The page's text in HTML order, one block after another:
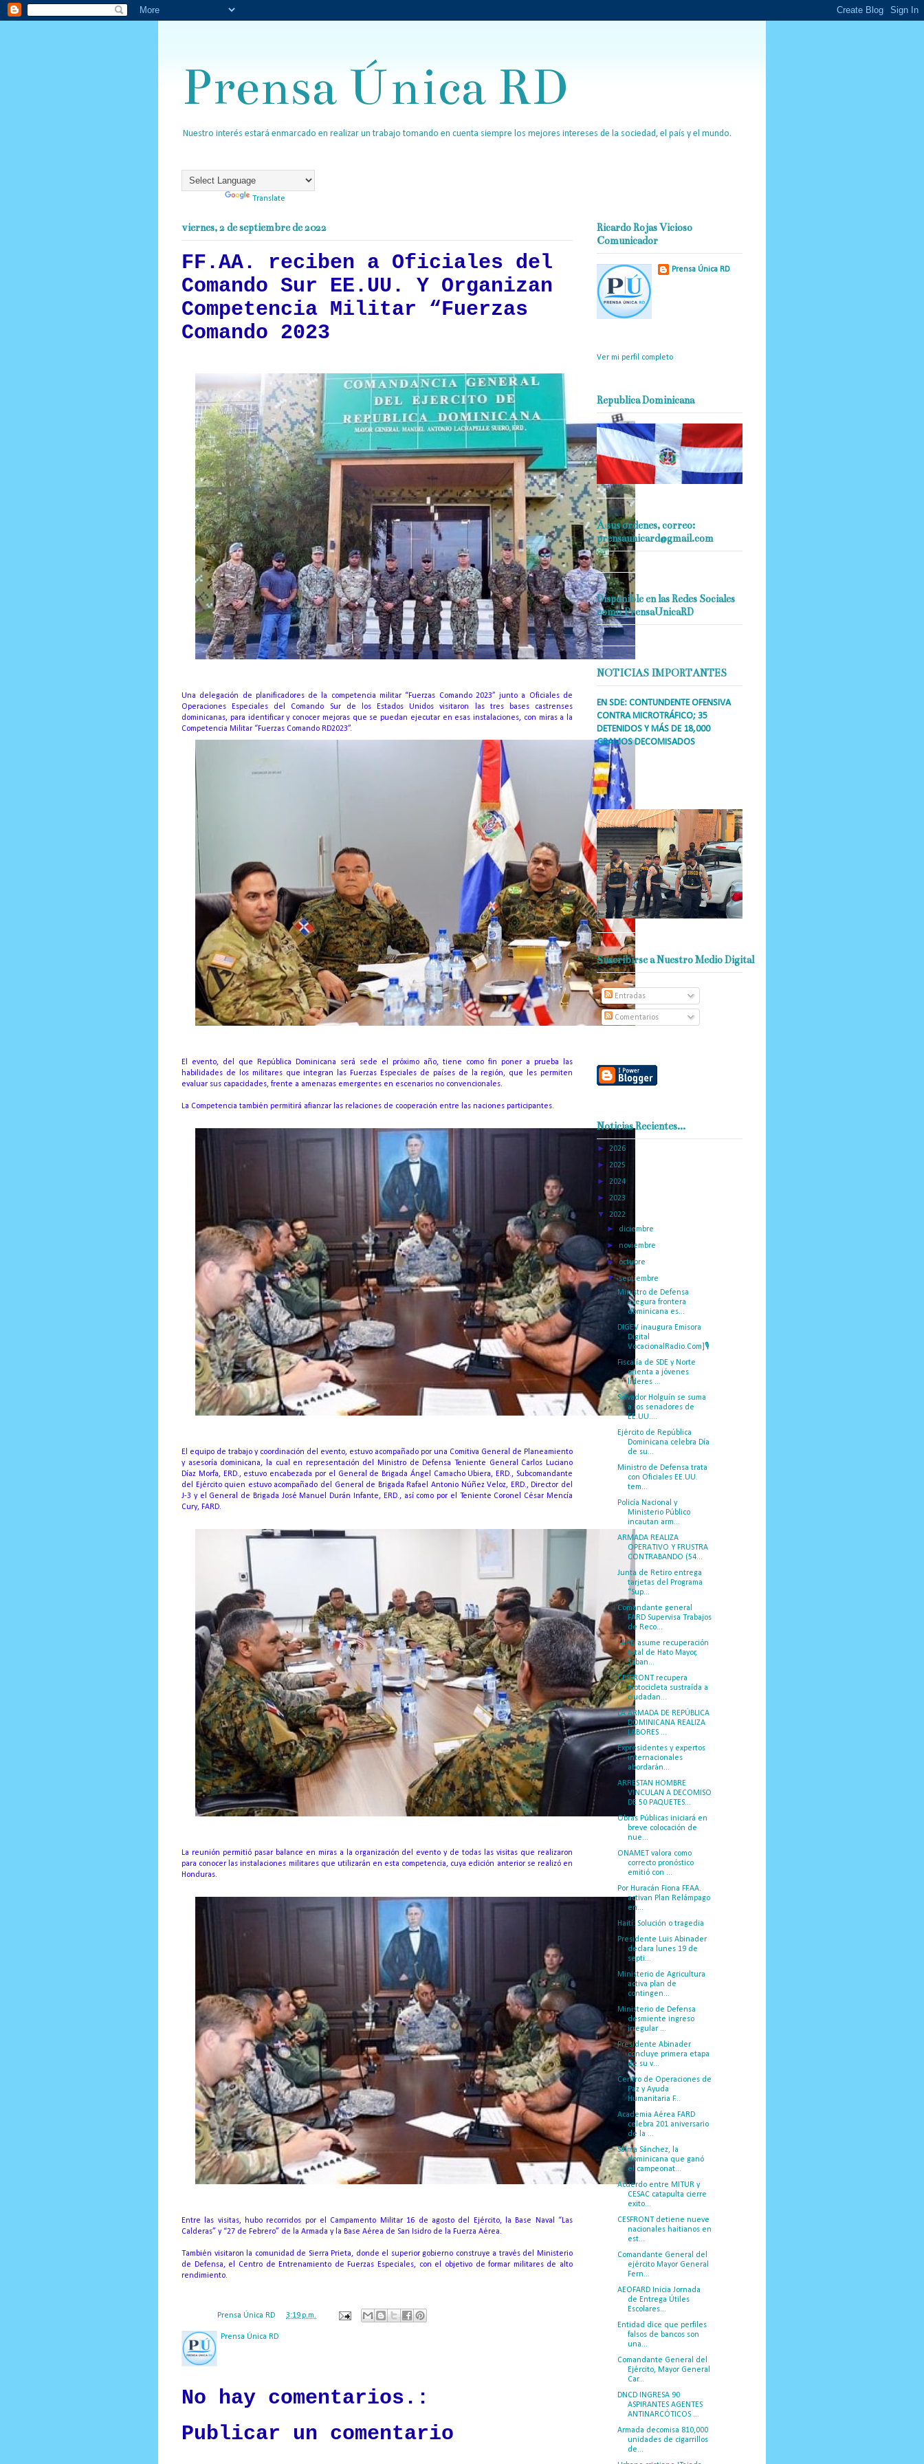
Prensa Única RD
Nuestro interés estará enmarcado en realizar un trabajo tomando en cuenta siempre los mejores intereses de la sociedad, el país y el mundo.
Translate
viernes, 2 de septiembre de 2022
FF.AA. reciben a Oficiales del
Comando Sur EE.UU. Y Organizan
Competencia Militar “Fuerzas
Comando 2023
Una delegación de planificadores de la competencia militar “Fuerzas Comando 2023” junto a Oficiales de
Operaciones Especiales del Comando Sur de los Estados Unidos visitaron las tres bases castrenses
dominicanas, para identificar y conocer mejoras que se puedan ejecutar en esas instalaciones, con miras a la
Competencia Militar “Fuerzas Comando RD2023”.
El evento, del que República Dominicana será sede el próximo año, tiene como fin poner a prueba las
habilidades de los militares que integran las Fuerzas Especiales de países de la región, que les permiten
evaluar sus capacidades, frente a amenazas emergentes en escenarios no convencionales.
La Competencia también permitirá afianzar las relaciones de cooperación entre las naciones participantes.
El equipo de trabajo y coordinación del evento, estuvo acompañado por una Comitiva General de Planeamiento
y asesoría dominicana, la cual en representación del Ministro de Defensa Teniente General Carlos Luciano
Díaz Morfa, ERD., estuvo encabezada por el General de Brigada Ángel Camacho Ubiera, ERD., Subcomandante
del Ejército quien estuvo acompañado del General de Brigada Rafael Antonio Núñez Veloz, ERD., Director del
J-3 y el General de Brigada José Manuel Durán Infante, ERD., así como por el Teniente Coronel César Mencía
Cury, FARD.
La reunión permitió pasar balance en miras a la organización del evento y de todas las visitas que realizaron
para conocer las instalaciones militares que utilizarán en esta competencia, cuya edición anterior se realizó en
Honduras.
Entre las visitas, hubo recorridos por el Campamento Militar 16 de agosto del Ejército, la Base Naval “Las
Calderas” y “27 de Febrero” de la Armada y la Base Aérea de San Isidro de la Fuerza Aérea.
También visitaron la comunidad de Sierra Prieta, donde el superior gobierno construye a través del Ministerio
de Defensa, el Centro de Entrenamiento de Fuerzas Especiales, con el objetivo de formar militares de alto
rendimiento.
Prensa Única RD 3:19 p.m.
Prensa Única RD
No hay comentarios.:
Publicar un comentario
Ricardo Rojas Vicioso
Comunicador
Prensa Única RD
Ver mi perfil completo
Republica Dominicana
A sus ordenes, correo:
prensaunicard@gmail.com
Disponible en las Redes Sociales
como PrensaUnicaRD
NOTICIAS IMPORTANTES
EN SDE: CONTUNDENTE OFENSIVA
CONTRA MICROTRÁFICO; 35
DETENIDOS Y MÁS DE 18,000
GRAMOS DECOMISADOS
Prensa Única RD Los operativos de
interdicción abarcaron a más de 25
sectores de esa demarcación, donde
además se confiscaron armas, dinero,...
Suscribirse a Nuestro Medio Digital
Entradas
Comentarios
Noticias Recientes...
► 2026
► 2025
► 2024
► 2023
▼ 2022
► diciembre
► noviembre
► octubre
▼septiembre
Ministro de Defensa
asegura frontera
dominicana es...
DIGEV inaugura Emisora
Digital
VocacionalRadio.Com]🎙
Fiscalía de SDE y Norte
orienta a jóvenes
líderes ...
Salvador Holguín se suma
a los senadores de
EE.UU....
Ejército de República
Dominicana celebra Día
de su...
Ministro de Defensa trata
con Oficiales EE.UU.
tem...
Policía Nacional y
Ministerio Público
incautan arm...
ARMADA REALIZA
OPERATIVO Y FRUSTRA
CONTRABANDO (54...
Junta de Retiro entrega
tarjetas del Programa
“Sup...
Comandante general
FARD Supervisa Trabajos
de Reco...
FARD asume recuperación
total de Hato Mayor,
Saban...
CESFRONT recupera
motocicleta sustraída a
ciudadan...
LA ARMADA DE REPÚBLICA
DOMINICANA REALIZA
LABORES ...
Expresidentes y expertos
internacionales
abordarán...
ARRESTAN HOMBRE
VINCULAN A DECOMISO
DE 50 PAQUETES...
Obras Públicas iniciará en
breve colocación de
nue...
ONAMET valora como
correcto pronóstico
emitió con ...
Por Huracán Fiona FF.AA.
activan Plan Relámpago
en...
Haití: Solución o tragedia
Presidente Luis Abinader
declara lunes 19 de
septi...
Ministerio de Agricultura
activa plan de
contingen...
Ministerio de Defensa
desmiente ingreso
irregular ...
Presidente Abinader
concluye primera etapa
de su v...
Centro de Operaciones de
Paz y Ayuda
Humanitaria F...
Academia Aérea FARD
celebra 201 aniversario
de la ...
Salma Sánchez, la
dominicana que ganó
el campeonat...
Acuerdo entre MITUR y
CESAC catapulta cierre
exito...
CESFRONT detiene nueve
nacionales haitianos en
est...
Comandante General del
ejército Mayor General
Fern...
AEOFARD Inicia Jornada
de Entrega Útiles
Escolares...
Entidad dice que perfiles
falsos de bancos son
una...
Comandante General del
Ejército, Mayor General
Car...
DNCD INGRESA 90
ASPIRANTES AGENTES
ANTINARCÓTICOS ...
Armada decomisa 810,000
unidades de cigarrillos
de...